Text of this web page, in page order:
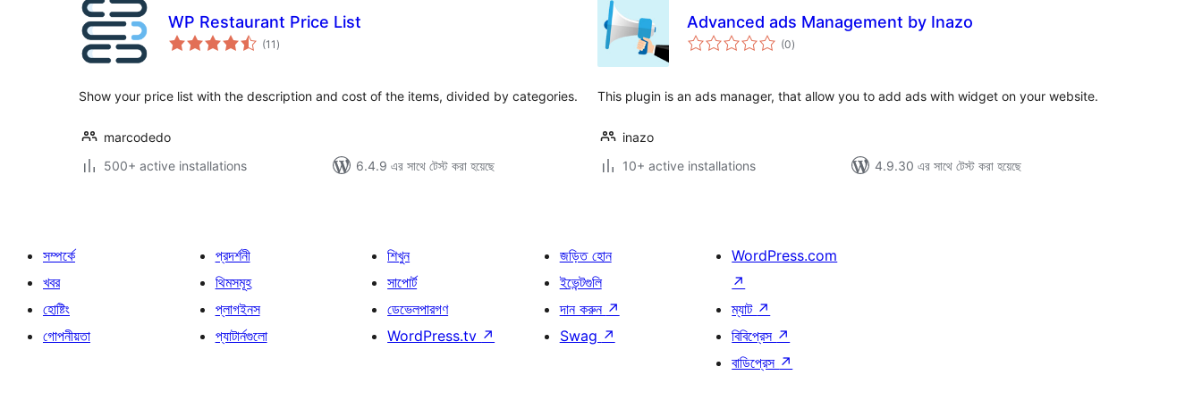
WP Restaurant Price List
(11 total
ratings
)
Show your price list with the description and cost of the items, divided by categories.
marcodedo
500+ active installations
6.4.9 এর সাথে টেস্ট করা হয়েছে
Advanced ads Management by Inazo
(0total
ratings
)
This plugin is an ads manager, that allow you to add ads with widget on your website.
inazo
10+ active installations
4.9.30 এর সাথে টেস্ট করা হয়েছে
সম্পর্কে
খবর
হোষ্টিং
গোপনীয়তা
প্রদর্শনী
থিমসমূহ
প্লাগইনস
প্যাটার্নগুলো
শিখুন
সাপোর্ট
ডেভেলপারগণ
WordPress.tv ↗
জড়িত হোন
ইভেন্টগুলি
দান করুন ↗
Swag ↗
WordPress.com
↗
ম্যাট ↗
বিবিপ্রেস ↗
বাডিপ্রেস ↗